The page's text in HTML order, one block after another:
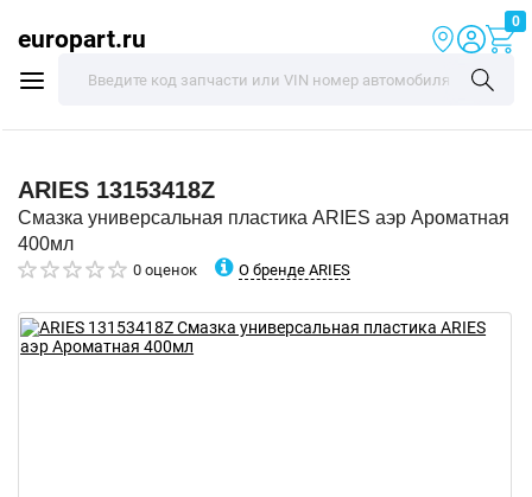
europart.ru
0
ARIES 13153418Z
Смазка универсальная пластика ARIES аэр Ароматная
400мл
0 оценок О бренде ARIES